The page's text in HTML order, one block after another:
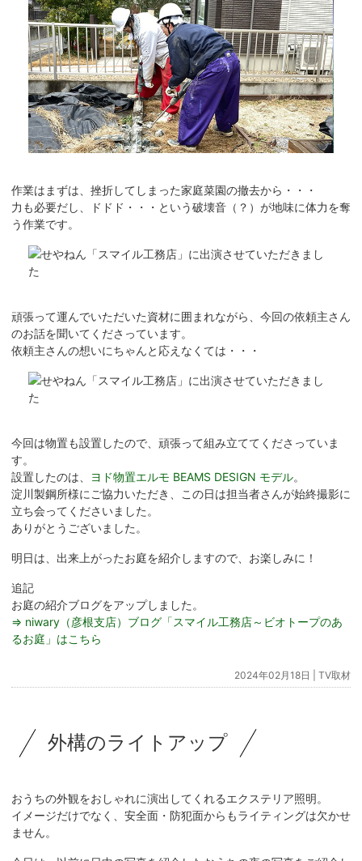
作業はまずは、挫折してしまった家庭菜園の撤去から・・・
力も必要だし、ドドド・・・という破壊音（？）が地味に体力を奪
う作業です。
頑張って運んでいただいた資材に囲まれながら、今回の依頼主さん
のお話を聞いてくださっています。
依頼主さんの想いにちゃんと応えなくては・・・
今回は物置も設置したので、頑張って組み立ててくださっていま
す。
設置したのは、
ヨド物置エルモ BEAMS DESIGN モデル。
淀川製鋼所様にご協力いただき、この日は担当者さんが始終撮影に
立ち会ってくださいました。
ありがとうございました。
明日は、出来上がったお庭を紹介しますので、お楽しみに！
追記
お庭の紹介ブログをアップしました。
⇒ niwary（彦根支店）ブログ「スマイル工務店～ビオトープのあ
るお庭」はこちら
2024年02月18日 | TV取材
外構のライトアップ
おうちの外観をおしゃれに演出してくれるエクステリア照明。
イメージだけでなく、安全面・防犯面からもライティングは欠かせ
ません。